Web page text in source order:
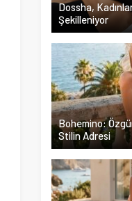
Dossha,
Şekilleniyor
Bohemino:
Stilin Adresi